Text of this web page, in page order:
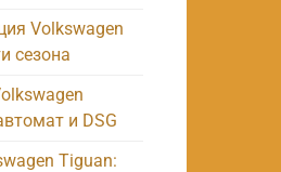
Volkswagen
сезона
и DSG
Tiguan: